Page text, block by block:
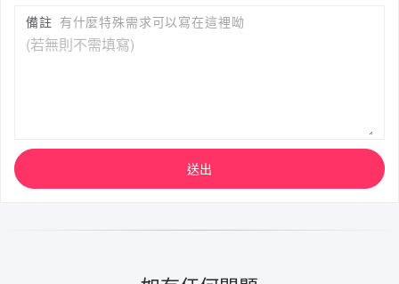
備註 有什麼特殊需求可以寫在這裡呦
送出